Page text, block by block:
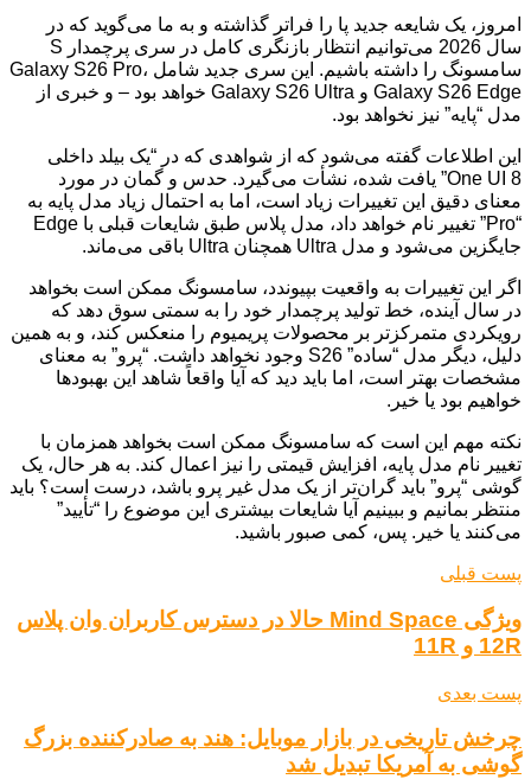
امروز، یک شایعه جدید پا را فراتر گذاشته و به ما می‌گوید که در
سال 2026 می‌توانیم انتظار بازنگری کامل در سری پرچمدار S
سامسونگ را داشته باشیم. این سری جدید شامل Galaxy S26 Pro،
Galaxy S26 Edge و Galaxy S26 Ultra خواهد بود – و خبری از
مدل “پایه” نیز نخواهد بود.
این اطلاعات گفته می‌شود که از شواهدی که در “یک بیلد داخلی
One UI 8” یافت شده، نشأت می‌گیرد. حدس و گمان در مورد
معنای دقیق این تغییرات زیاد است، اما به احتمال زیاد مدل پایه به
“Pro” تغییر نام خواهد داد، مدل پلاس طبق شایعات قبلی با Edge
جایگزین می‌شود و مدل Ultra همچنان Ultra باقی می‌ماند.
اگر این تغییرات به واقعیت بپیوندد، سامسونگ ممکن است بخواهد
در سال آینده، خط تولید پرچمدار خود را به سمتی سوق دهد که
رویکردی متمرکزتر بر محصولات پریمیوم را منعکس کند، و به همین
دلیل، دیگر مدل “ساده” S26 وجود نخواهد داشت. “پرو” به معنای
مشخصات بهتر است، اما باید دید که آیا واقعاً شاهد این بهبودها
خواهیم بود یا خیر.
نکته مهم این است که سامسونگ ممکن است بخواهد همزمان با
تغییر نام مدل پایه، افزایش قیمتی را نیز اعمال کند. به هر حال، یک
گوشی “پرو” باید گران‌تر از یک مدل غیر پرو باشد، درست است؟ باید
منتظر بمانیم و ببینیم آیا شایعات بیشتری این موضوع را “تأیید”
می‌کنند یا خیر. پس، کمی صبور باشید.
پست قبلی
ویژگی Mind Space حالا در دسترس کاربران وان پلاس
12R و 11R
پست بعدی
چرخش تاریخی در بازار موبایل: هند به صادرکننده بزرگ
گوشی به آمریکا تبدیل شد